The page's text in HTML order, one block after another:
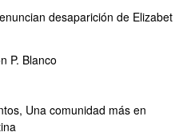
desaparición de Elizabet
P. Blanco
Una comunidad más en